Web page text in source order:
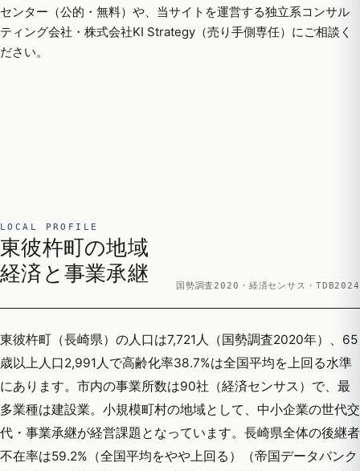
センター（公的・無料）や、当サイトを運営する独立系コンサル
ティング会社・株式会社KI Strategy（売り手側専任）にご相談く
ださい。
LOCAL PROFILE
東彼杵町の地域
経済と事業承継
国勢調査2020・経済センサス・TDB2024
東彼杵町（長崎県）の人口は7,721人（国勢調査2020年）、65
歳以上人口2,991人で高齢化率38.7%は全国平均を上回る水準
にあります。市内の事業所数は90社（経済センサス）で、最
多業種は建設業。小規模町村の地域として、中小企業の世代交
代・事業承継が経営課題となっています。長崎県全体の後継者
不在率は59.2%（全国平均をやや上回る）（帝国データバンク